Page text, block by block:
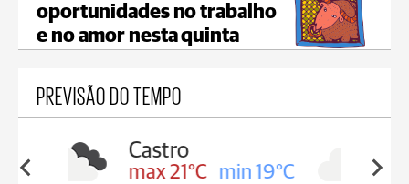
oportunidades no trabalho
e no amor nesta quinta
PREVISÃO DO TEMPO
19°C
Carambeí
max 21°C min 18°C